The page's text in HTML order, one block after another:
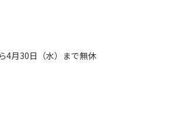
4月30日（水）まで無休